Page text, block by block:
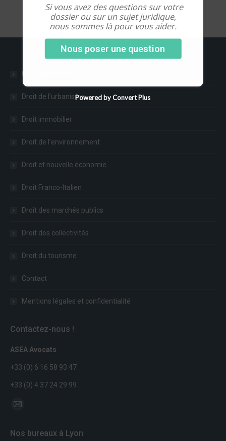
Droit de l’urbanisme
Droit immobilier
Droit de l’environnement
Droit et nouvelle économie
Droit Franco-Italien
Droit des marchés publics
Droit des collectivités
Droit du tourisme
Contact
Mentions légales et confidentialité
Contactez-nous !
ASEA Avocats
+33 (0) 6 16 58 93 47
+33 (0) 4 37 24 29 99
Trouvez nous sur :
opens
Nos bureaux à Lyon
Si vous avez des questions sur votre
dossier ou sur un sujet juridique,
nous sommes là pour vous aider.
Nous poser une question
Powered by Convert Plus